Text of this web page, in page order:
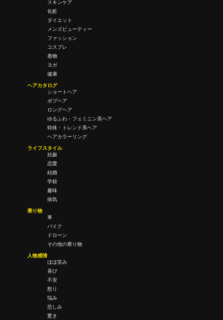
スキンケア
化粧
ダイエット
メンズビューティー
ファッション
コスプレ
着物
ヨガ
健康
ヘアカタログ
ショートヘア
ボブヘア
ロングヘア
ゆるふわ・フェミニン系ヘア
特殊・トレンド系ヘア
ヘアカラーリング
ライフスタイル
妊娠
恋愛
結婚
学校
趣味
病気
乗り物
車
バイク
ドローン
その他の乗り物
人物感情
ほほ笑み
喜び
不安
怒り
悩み
悲しみ
驚き